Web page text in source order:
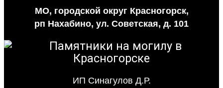
МО, городской округ Красногорск,
рп Нахабино, ул. Советская, д. 101
ИП Синагулов Д.Р.